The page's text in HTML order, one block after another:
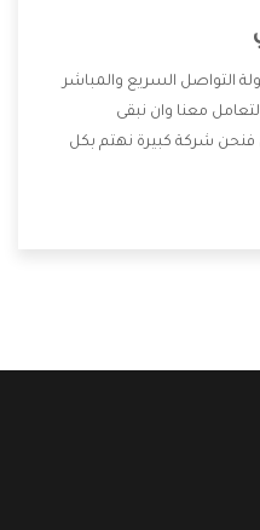
التواصل السريع والمباشر
معنا وان نبقى
شركة كبيرة نهتم بكل
التى تكون من أهم